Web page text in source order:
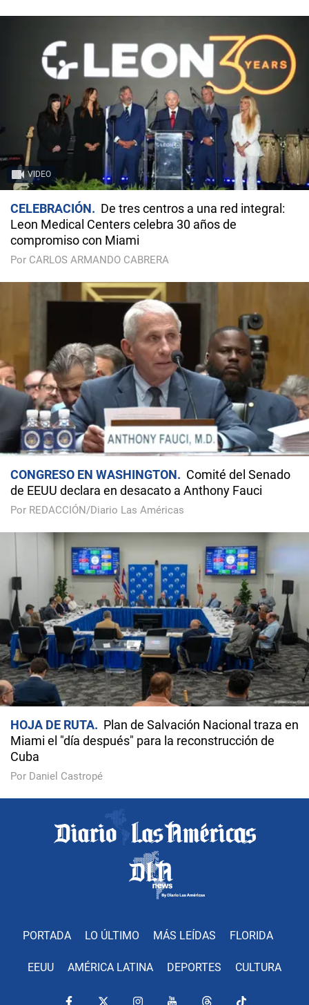
VIDEO
CELEBRACIÓN
De tres centros a una red integral:
Leon Medical Centers celebra 30 años de
compromiso con Miami
Por CARLOS ARMANDO CABRERA
CONGRESO EN WASHINGTON
Comité del Senado
de EEUU declara en desacato a Anthony Fauci
Por REDACCIÓN/Diario Las Américas
HOJA DE RUTA
Plan de Salvación Nacional traza en
Miami el "día después" para la reconstrucción de
Cuba
Por Daniel Castropé
PORTADA LO ÚLTIMO MÁS LEÍDAS FLORIDA
EEUU AMÉRICA LATINA DEPORTES CULTURA